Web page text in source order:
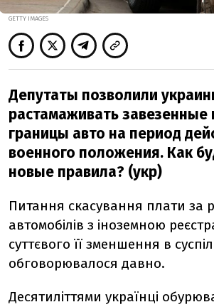
GETTY IMAGES
Депутаты позволили
растамаживать завезенные
границы авто на период
военного положения. Как
новые правила? (укр)
Питання скасування плати за
автомобілів з іноземною
суттєвого її зменшення в
обговорювалося давно.
Десятиліттями українці